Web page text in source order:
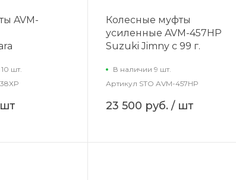
AVM-
шт.
Колесные муфты
усиленные AVM-457HP
Suzuki Jimny c 99 г.
В наличии 9 шт.
Артикул STO AVM-457HP
23 500 руб./ шт